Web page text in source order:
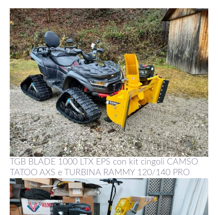
TGB BLADE 1000 LTX EPS con kit cingoli CAMSO
TATOO AXS e TURBINA RAMMY 120/140 PRO